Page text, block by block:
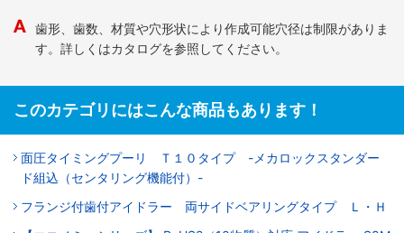
歯形、歯数、材質や穴形状により作成可能穴径は制限がありま
す。詳しくはカタログを参照してください。
このカテゴリにはこんな商品もあります！
面圧タイミングプーリ Ｔ１０タイプ -メカロックスタンダー
ド組込（センタリング機能付）-
フランジ付歯付アイドラー 両サイドベアリングタイプ Ｌ・Ｈ